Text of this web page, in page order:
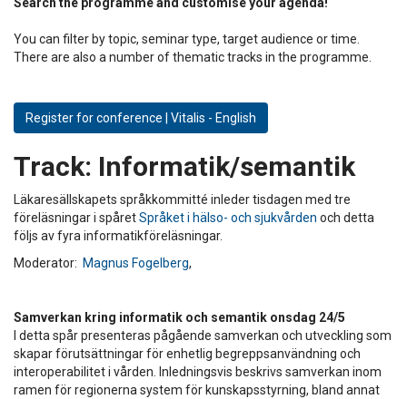
You can filter by topic, seminar type, target audience or time.
There are also a number of thematic tracks in the programme.
Register for conference | Vitalis - English
Track: Informatik/semantik
Läkaresällskapets språkkommitté inleder tisdagen med tre
föreläsningar i spåretSpråket i hälso- och sjukvården och detta
följs av fyra informatikföreläsningar.
Moderator: Magnus Fogelberg,
Samverkan kring informatik och semantik onsdag 24/5
I detta spår presenteras pågående samverkan och utveckling som
skapar förutsättningar för enhetlig begreppsanvändning och
interoperabilitet i vården. Inledningsvis beskrivs samverkan inom
ramen för regionerna system för kunskapsstyrning, bland annat